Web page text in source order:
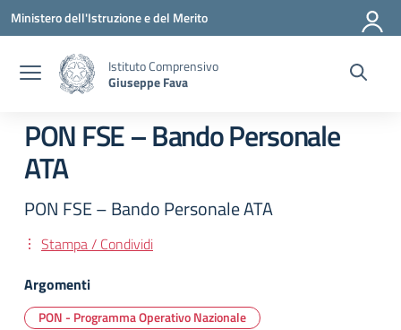
Vai ai contenuti
Vai al menu di navigazione
Vai al footer
Ministero dell'Istruzione e del Merito
Istituto Comprensivo
Giuseppe Fava
PON FSE – Bando Personale
ATA
PON FSE – Bando Personale ATA
Stampa / Condividi
Argomenti
PON - Programma Operativo Nazionale